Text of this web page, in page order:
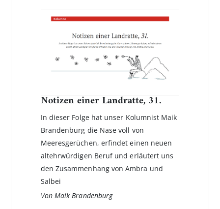
Notizen einer Landratte, 31.
In dieser Folge hat unser Kolumnist Maik
Brandenburg die Nase voll von
Meeresgerüchen, erfindet einen neuen
altehrwürdigen Beruf und erläutert uns
den Zusammenhang von Ambra und
Salbei
Von Maik Brandenburg